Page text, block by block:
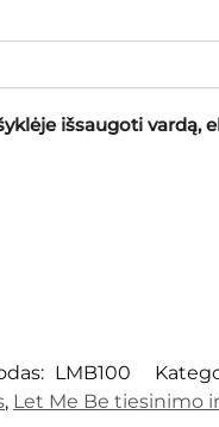
išsaugoti vardą,
LMB100
, Let Me Be tiesinimo